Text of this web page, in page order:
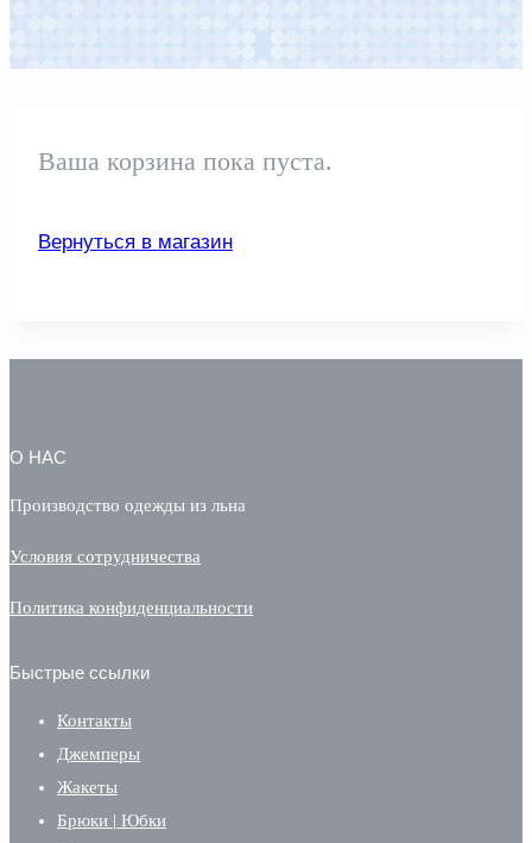
Ваша корзина пока пуста.
Вернуться в магазин
О НАС
Производство одежды из льна
Условия сотрудничества
Политика конфиденциальности
Быстрые ссылки
Контакты
Джемперы
Жакеты
Брюки | Юбки